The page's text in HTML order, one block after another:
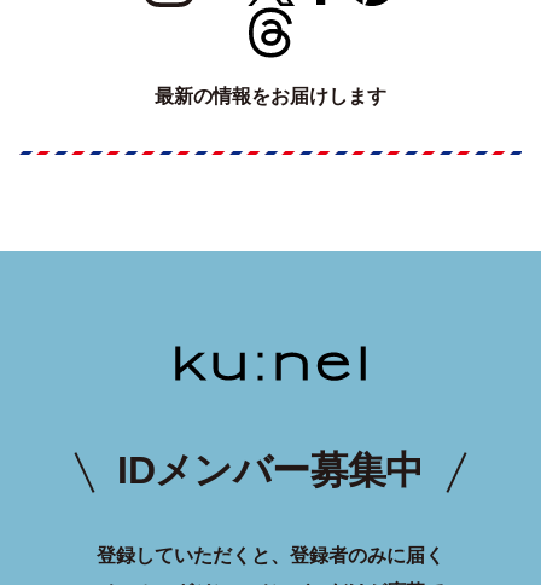
最新の情報をお届けします
IDメンバー募集中
登録していただくと、登録者のみに届く